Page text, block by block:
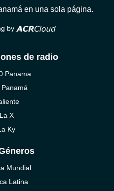
en una sola página.
by
de radio
Panama
Panamá
La X
Ky
Mundial
Latina